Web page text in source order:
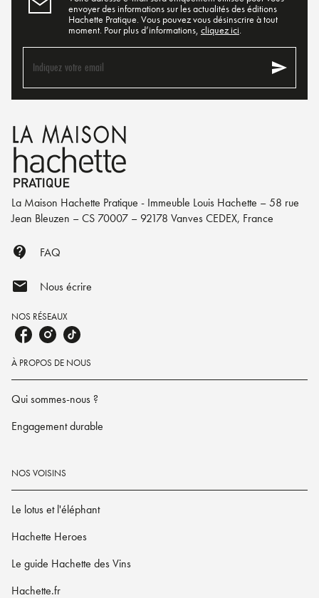
envoyer des informations sur les actualités des éditions
Hachette Pratique. Vous pouvez vous désinscrire à tout
moment. Pour plus d’informations, cliquez ici.
Indiquez votre email send
La Maison Hachette Pratique - Immeuble Louis Hachette – 58 rue
Jean Bleuzen – CS 70007 – 92178 Vanves CEDEX, France
contact_support FAQ
mail Nous écrire
NOS RÉSEAUX
À PROPOS DE NOUS
Qui sommes-nous ?
Engagement durable
NOS VOISINS
Le lotus et l'éléphant
Hachette Heroes
Le guide Hachette des Vins
Hachette.fr